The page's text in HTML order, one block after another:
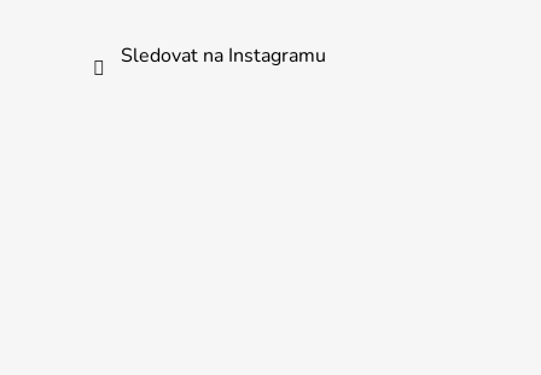
Sledovat na Instagramu